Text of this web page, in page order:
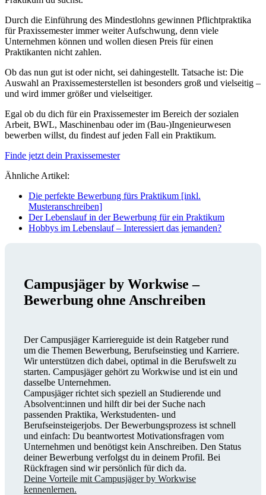
Durch die Einführung des Mindestlohns gewinnen Pflichtpraktika
für Praxissemester immer weiter Aufschwung, denn viele
Unternehmen können und wollen diesen Preis für einen
Praktikanten nicht zahlen.
Ob das nun gut ist oder nicht, sei dahingestellt. Tatsache ist: Die
Auswahl an Praxissemesterstellen ist besonders groß und vielseitig –
und wird immer größer und vielseitiger.
Egal ob du dich für ein Praxissemester im Bereich der sozialen
Arbeit, BWL, Maschinenbau oder im (Bau-)Ingenieurwesen
bewerben willst, du findest auf jeden Fall ein Praktikum.
Finde jetzt dein Praxissemester
Ähnliche Artikel:
Die perfekte Bewerbung fürs Praktikum [inkl.
Musteranschreiben]
Der Lebenslauf in der Bewerbung für ein Praktikum
Hobbys im Lebenslauf – Interessiert das jemanden?
Campusjäger by Workwise –
Bewerbung ohne Anschreiben
Der Campusjäger Karriereguide ist dein Ratgeber rund
um die Themen Bewerbung, Berufseinstieg und Karriere.
Wir unterstützen dich dabei, optimal in die Berufswelt zu
starten. Campusjäger gehört zu Workwise und ist ein und
dasselbe Unternehmen.
Campusjäger richtet sich speziell an Studierende und
Absolvent:innen und hilft dir bei der Suche nach
passenden Praktika, Werkstudenten- und
Berufseinsteigerjobs. Der Bewerbungsprozess ist schnell
und einfach: Du beantwortest Motivationsfragen vom
Unternehmen und benötigst kein Anschreiben. Den Status
deiner Bewerbung verfolgst du in deinem Profil. Bei
Rückfragen sind wir persönlich für dich da.
Deine Vorteile mit Campusjäger by Workwise
kennenlernen.